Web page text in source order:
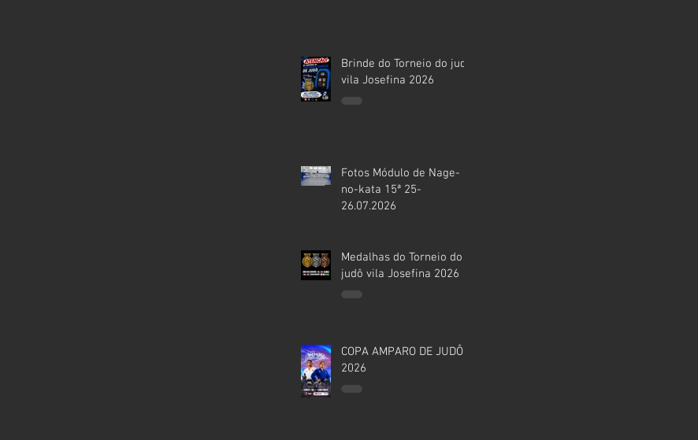
Brinde do Torneio do judô
vila Josefina 2026
Fotos Módulo de Nage-
no-kata 15ª 25-
26.07.2026
Medalhas do Torneio do
judô vila Josefina 2026
COPA AMPARO DE JUDÔ
2026